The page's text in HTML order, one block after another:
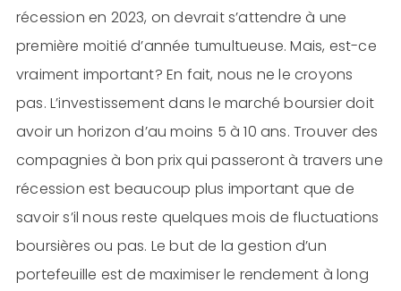
récession en 2023, on devrait s’attendre à une
première moitié d’année tumultueuse. Mais, est-ce
vraiment important? En fait, nous ne le croyons
pas. L’investissement dans le marché boursier doit
avoir un horizon d’au moins 5 à 10 ans. Trouver des
compagnies à bon prix qui passeront à travers une
récession est beaucoup plus important que de
savoir s’il nous reste quelques mois de fluctuations
boursières ou pas. Le but de la gestion d’un
portefeuille est de maximiser le rendement à long